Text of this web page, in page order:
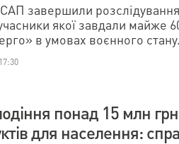
завершили розслідування
якої завдали майже
в умовах воєнного стану.
понад 15 млн грн
для населення: